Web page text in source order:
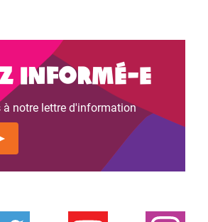
informé-e
à notre lettre d'information